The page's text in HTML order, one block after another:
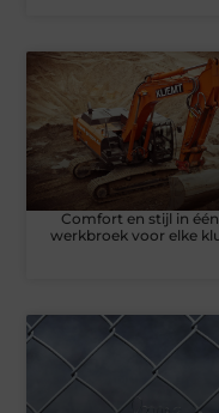
Comfort en stijl in één
werkbroek voor elke